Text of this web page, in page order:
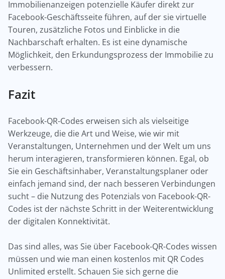
Immobilienanzeigen potenzielle Käufer direkt zur
Facebook-Geschäftsseite führen, auf der sie virtuelle
Touren, zusätzliche Fotos und Einblicke in die
Nachbarschaft erhalten. Es ist eine dynamische
Möglichkeit, den Erkundungsprozess der Immobilie zu
verbessern.
Fazit
Facebook-QR-Codes erweisen sich als vielseitige
Werkzeuge, die die Art und Weise, wie wir mit
Veranstaltungen, Unternehmen und der Welt um uns
herum interagieren, transformieren können. Egal, ob
Sie ein Geschäftsinhaber, Veranstaltungsplaner oder
einfach jemand sind, der nach besseren Verbindungen
sucht – die Nutzung des Potenzials von Facebook-QR-
Codes ist der nächste Schritt in der Weiterentwicklung
der digitalen Konnektivität.
Das sind alles, was Sie über Facebook-QR-Codes wissen
müssen und wie man einen kostenlos mit QR Codes
Unlimited erstellt. Schauen Sie sich gerne die